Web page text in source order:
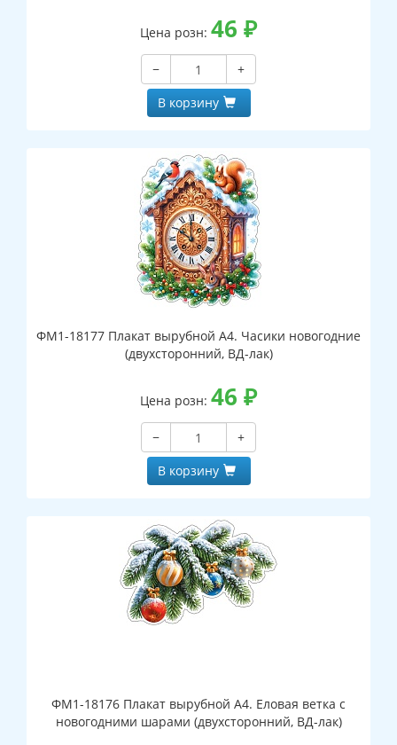
Цена розн: 46 ₽
−
+
В корзину
ФМ1-18177 Плакат вырубной А4. Часики новогодние
(двухсторонний, ВД-лак)
Цена розн: 46 ₽
−
+
В корзину
ФМ1-18176 Плакат вырубной А4. Еловая ветка с
новогодними шарами (двухсторонний, ВД-лак)